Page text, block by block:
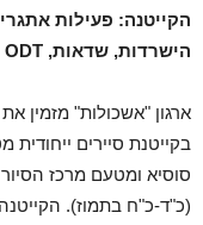
הקייטנה: פעילות
הישרדות, שדאות, ODT ועוד.
ארגון "אשכולות" מזמין
בקייטנת סיירים
(כ"ד-כ"ח בתמוז).